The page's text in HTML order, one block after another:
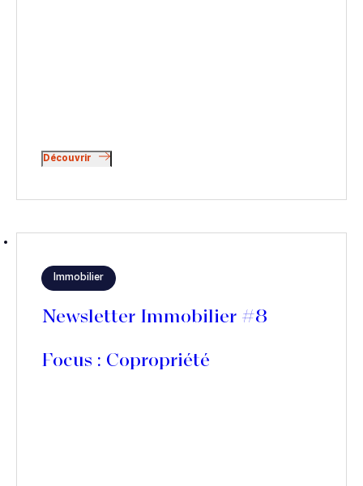
Découvrir
Immobilier
Newsletter Immobilier #8
Focus : Copropriété